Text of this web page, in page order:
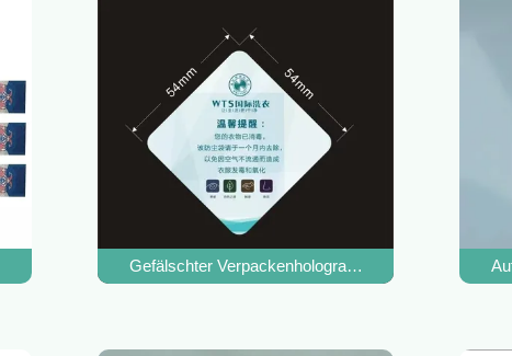
des Hologramm-3DAnti-Fälschungs-Lösungstechnologie
Gefälschter Verpackenhologramm-Antiaufkleber,